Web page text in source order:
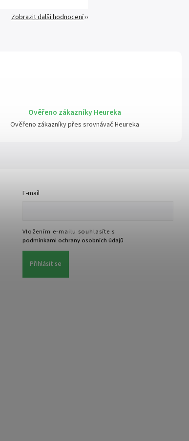
Ověřeno zákazníky Heureka
Ověřeno zákazníky přes srovnávač Heureka
Zobrazit další hodnocení
E-mail
Vložením e-mailu souhlasíte s
podmínkami ochrany osobních údajů
Přihlásit se